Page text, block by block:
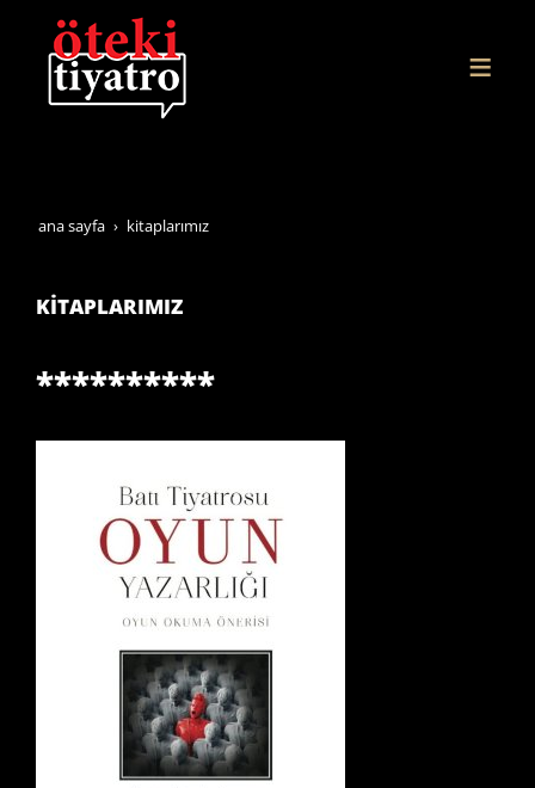
ana sayfa ki̇taplarimiz
KİTAPLARIMIZ
**********